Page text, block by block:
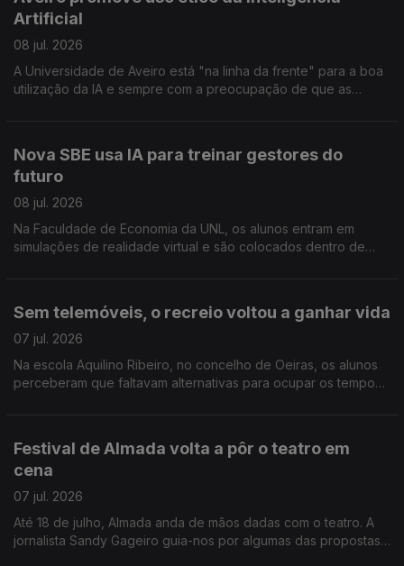
Artificial
08 jul. 2026
A Universidade de Aveiro está "na linha da frente" para a boa
utilização da IA e sempre com a preocupação de que as
Nova SBE usa IA para treinar gestores do
futuro
08 jul. 2026
Na Faculdade de Economia da UNL, os alunos entram em
simulações de realidade virtual e são colocados dentro de
Sem telemóveis, o recreio voltou a ganhar vida
07 jul. 2026
Na escola Aquilino Ribeiro, no concelho de Oeiras, os alunos
perceberam que faltavam alternativas para ocupar os tempos
Festival de Almada volta a pôr o teatro em
cena
07 jul. 2026
Até 18 de julho, Almada anda de mãos dadas com o teatro. A
jornalista Sandy Gageiro guia-nos por algumas das propostas